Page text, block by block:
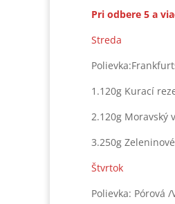
Pri odbere 5 a
Streda
1.120g Kurací
2.120g Moravský
3.250g
Štvrtok
Polievka: Pórová /